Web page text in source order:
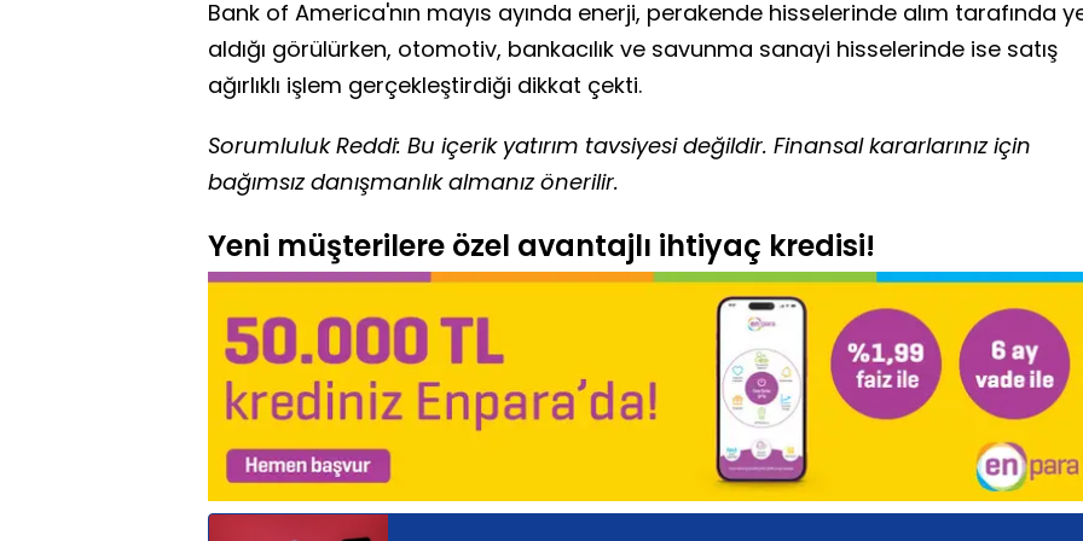
Bank of America'nın mayıs ayında enerji, perakende hisselerinde alım tarafında
aldığı görülürken, otomotiv, bankacılık ve savunma sanayi hisselerinde ise satış
ağırlıklı işlem gerçekleştirdiği dikkat çekti.
Sorumluluk Reddi: Bu içerik yatırım tavsiyesi değildir. Finansal kararlarınız için
bağımsız danışmanlık almanız önerilir.
Yeni müşterilere özel avantajlı ihtiyaç kredisi!